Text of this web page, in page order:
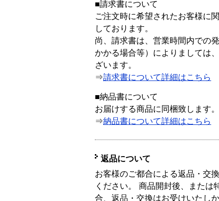
■請求書について
ご注文時に希望されたお客様に
しております。
尚、請求書は、営業時間内での
かかる場合等）によりましては
ざいます。
⇒請求書について詳細はこちら
■納品書について
お届けする商品に同梱致します。
⇒納品書について詳細はこちら
返品について
お客様のご都合による返品・交
ください。 商品開封後、または
合、返品・交換はお受けいたし